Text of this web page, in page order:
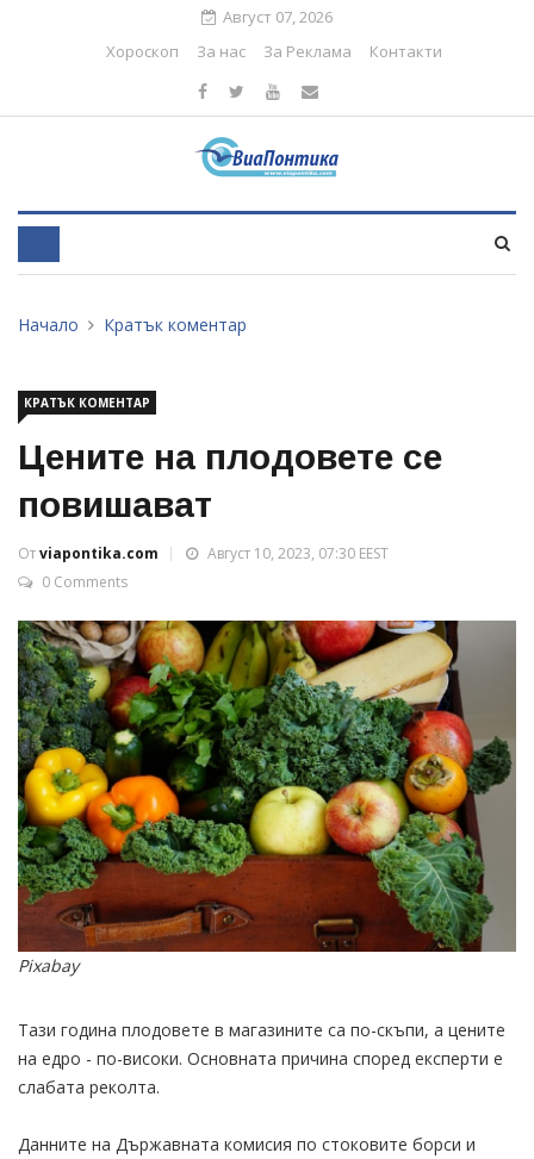
Август 07, 2026
Хороскоп
За нас За Реклама Контакти
Начало Кратък коментар
КРАТЪК КОМЕНТАР
Цените на плодовете се
повишават
Отviapontika.com
Август 10, 2023, 07:30 EEST
0 Comments
Pixabay
Тази година плодовете в магазините са по-скъпи, а цените
на едро - по-високи. Основната причина според експерти е
слабата реколта.
Данните на Държавната комисия по стоковите борси и